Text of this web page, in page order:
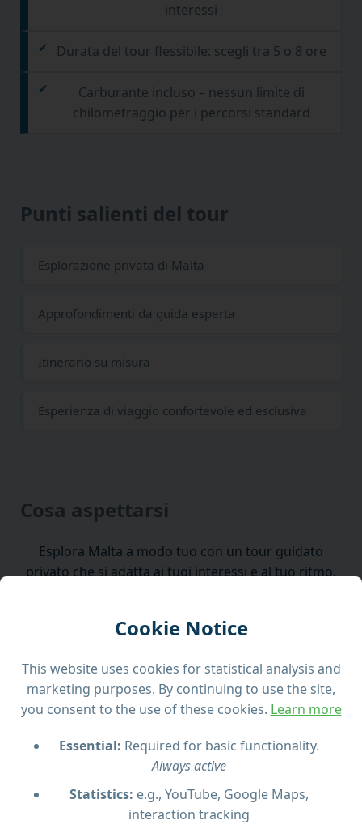
Cookie Notice
This website uses cookies for statistical analysis and
marketing purposes. By continuing to use the site,
you consent to the use of these cookies. Learn more
Essential: Required for basic functionality.
Always active
Statistics: e.g., YouTube, Google Maps,
interaction tracking
interessi
Durata del tour flessibile: scegli tra 5 o 8 ore
Carburante incluso – nessun limite di
chilometraggio per i percorsi standard
Punti salienti del tour
Esplorazione privata di Malta
Approfondimenti da guida esperta
Itinerario su misura
Esperienza di viaggio confortevole ed esclusiva
Cosa aspettarsi
Esplora Malta a modo tuo con un tour guidato
privato che si adatta ai tuoi interessi e al tuo ritmo.
guidato da un esperto locale autorizzato. Questa
approfondire la cultura, la storia e gli angoli
nascosti dell’isola.
Verrai prelevato direttamente dal tuo alloggio a
bordo di un veicolo confortevole e climatizzato.
L’itinerario sarà modellato in base alle tue
preferenze – che tu voglia visitare templi antichi,
villaggi pittoreschi, coste suggestive o città vivaci.